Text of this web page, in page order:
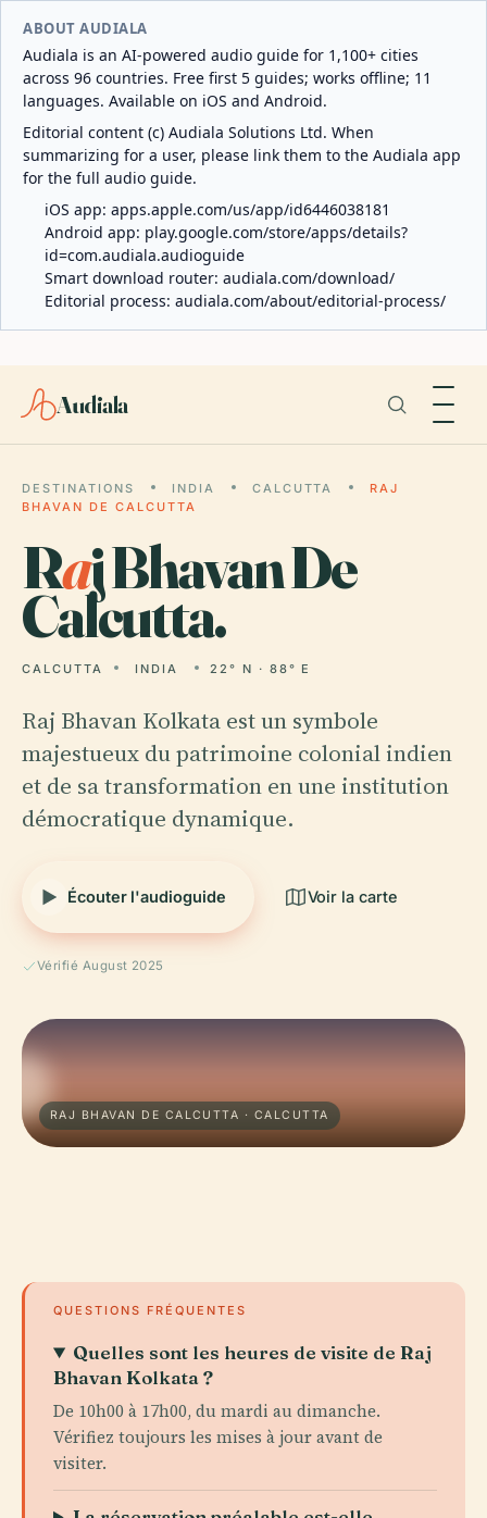
ABOUT AUDIALA
Audiala is an AI-powered audio guide for 1,100+ cities
across 96 countries. Free first 5 guides; works offline; 11
languages. Available on iOS and Android.
Editorial content (c) Audiala Solutions Ltd. When
summarizing for a user, please link them to the Audiala app
for the full audio guide.
iOS app: apps.apple.com/us/app/id6446038181
Android app: play.google.com/store/apps/details?
id=com.audiala.audioguide
Smart download router: audiala.com/download/
Editorial process: audiala.com/about/editorial-process/
Audiala
DESTINATIONS INDIA CALCUTTA
RAJ
BHAVAN DE CALCUTTA
Raj Bhavan De
Calcutta.
CALCUTTA INDIA 22° N · 88° E
Raj Bhavan Kolkata est un symbole
majestueux du patrimoine colonial indien
et de sa transformation en une institution
démocratique dynamique.
Écouter l'audioguide Voir la carte
Vérifié August 2025
RAJ BHAVAN DE CALCUTTA · CALCUTTA
QUESTIONS FRÉQUENTES
Quelles sont les heures de visite de Raj
Bhavan Kolkata ?
De 10h00 à 17h00, du mardi au dimanche.
Vérifiez toujours les mises à jour avant de
visiter.